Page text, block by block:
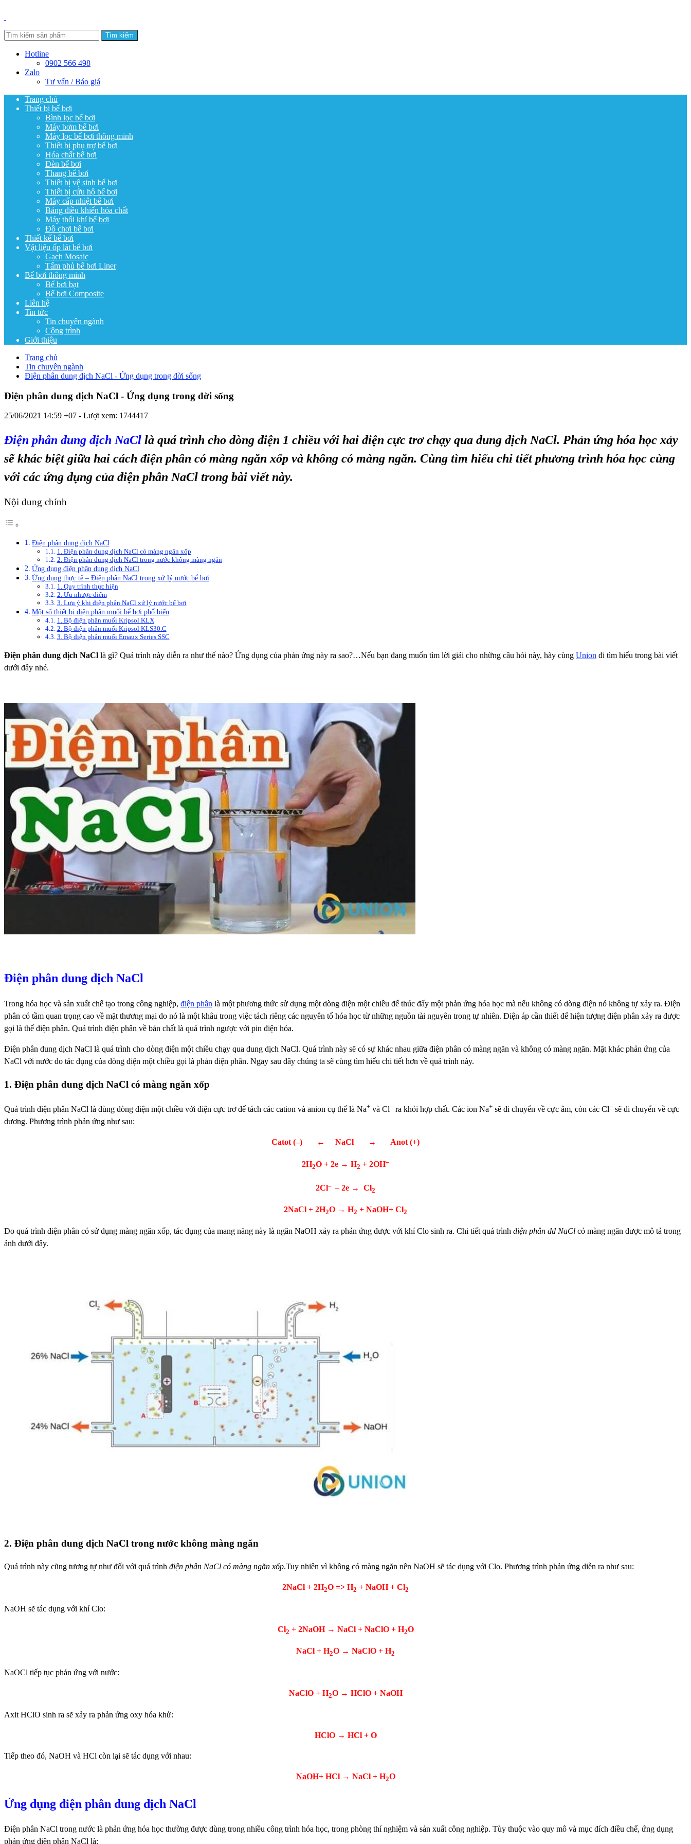
Tìm kiếm
Hotline
0902 566 498
Zalo
Tư vấn / Báo giá
Trang chủ
Thiết bị bể bơi
Bình lọc bể bơi
Máy bơm bể bơi
Máy lọc bể bơi thông minh
Thiết bị phụ trợ bể bơi
Hóa chất bể bơi
Đèn bể bơi
Thang bể bơi
Thiết bị vệ sinh bể bơi
Thiết bị cứu hộ bể bơi
Máy cấp nhiệt bể bơi
Bảng điều khiển hóa chất
Máy thổi khí bể bơi
Đồ chơi bể bơi
Thiết kế bể bơi
Vật liệu ốp lát bể bơi
Gạch Mosaic
Tấm phủ bể bơi Liner
Bể bơi thông minh
Bể bơi bạt
Bể bơi Composite
Liên hệ
Tin tức
Tin chuyên ngành
Công trình
Giới thiệu
Trang chủ
Tin chuyên ngành
Điện phân dung dịch NaCl - Ứng dụng trong đời sống
Điện phân dung dịch NaCl - Ứng dụng trong đời sống
25/06/2021 14:59 +07 - Lượt xem: 1744417
Điện phân dung dịch NaCl là quá trình cho dòng điện 1 chiều với hai điện cực trơ chạy qua dung dịch NaCl. Phản ứng hóa học xảy
sẽ khác biệt giữa hai cách điện phân có màng ngăn xốp và không có màng ngăn. Cùng tìm hiểu chi tiết phương trình hóa học cùng
với các ứng dụng của điện phân NaCl trong bài viết này.
Nội dung chính
Điện phân dung dịch NaCl
1. Điện phân dung dịch NaCl có màng ngăn xốp
2. Điện phân dung dịch NaCl trong nước không màng ngăn
Ứng dụng điện phân dung dịch NaCl
Ứng dụng thực tế – Điện phân NaCl trong xử lý nước bể bơi
1. Quy trình thực hiện
2. Ưu nhược điểm
3. Lưu ý khi điện phân NaCl xử lý nước bể bơi
Một số thiết bị điện phân muối bể bơi phổ biến
1. Bộ điện phân muối Kripsol KLX
2. Bộ điện phân muối Kripsol KLS30.C
3. Bộ điện phân muối Emaux Series SSC
Điện phân dung dịch NaCl là gì? Quá trình này diễn ra như thế nào? Ứng dụng của phản ứng này ra sao?…Nếu bạn đang muốn tìm lời giải cho những câu hỏi này, hãy cùng Union đi tìm hiểu trong bài viết
dưới đây nhé.
Điện phân dung dịch NaCl
Trong hóa học và sản xuất chế tạo trong công nghiệp, điện phân là một phương thức sử dụng một dòng điện một chiều để thúc đẩy một phản ứng hóa học mà nếu không có dòng điện nó không tự xảy ra. Điện
phân có tầm quan trọng cao về mặt thương mại do nó là một khâu trong việc tách riêng các nguyên tố hóa học từ những nguồn tài nguyên trong tự nhiên. Điện áp cần thiết để hiện tượng điện phân xảy ra được
gọi là thế điện phân. Quá trình điện phân về bản chất là quá trình ngược với pin điện hóa.
Điện phân dung dịch NaCl là quá trình cho dòng điện một chiều chạy qua dung dịch NaCl. Quá trình này sẽ có sự khác nhau giữa điện phân có màng ngăn và không có màng ngăn. Mặt khác phản ứng của
NaCl với nước do tác dụng của dòng điện một chiều gọi là phản điện phân. Ngay sau đây chúng ta sẽ cùng tìm hiểu chi tiết hơn về quá trình này.
1. Điện phân dung dịch NaCl có màng ngăn xốp
Quá trình điện phân NaCl là dùng dòng điện một chiều với điện cực trơ để tách các cation và anion cụ thể là Na+ và Cl– ra khỏi hợp chất. Các ion Na+ sẽ di chuyển về cực âm, còn các Cl– sẽ di chuyển về cực
dương. Phương trình phản ứng như sau:
Catot (–) ← NaCl → Anot (+)
2H2O + 2e → H2 + 2OH–
2Cl– – 2e → Cl2
2NaCl + 2H2O → H2 + NaOH+ Cl2
Do quá trình điện phân có sử dụng màng ngăn xốp, tác dụng của mang năng này là ngăn NaOH xảy ra phản ứng được với khí Clo sinh ra. Chi tiết quá trình điện phân dd NaCl có màng ngăn được mô tả trong
ảnh dưới đây.
2. Điện phân dung dịch NaCl trong nước không màng ngăn
Quá trình này cũng tương tự như đối với quá trình điện phân NaCl có màng ngăn xốp.Tuy nhiên vì không có màng ngăn nên NaOH sẽ tác dụng với Clo. Phương trình phản ứng diễn ra như sau:
2NaCl + 2H2O => H2 + NaOH + Cl2
NaOH sẽ tác dụng với khí Clo:
Cl2 + 2NaOH → NaCl + NaClO + H2O
NaCl + H2O → NaClO + H2
NaOCl tiếp tục phản ứng với nước:
NaClO + H2O → HClO + NaOH
Axit HClO sinh ra sẽ xảy ra phản ứng oxy hóa khử:
HClO → HCl + O
Tiếp theo đó, NaOH và HCl còn lại sẽ tác dụng với nhau:
NaOH+ HCl → NaCl + H2O
Ứng dụng điện phân dung dịch NaCl
Điện phân NaCl trong nước là phản ứng hóa học thường được dùng trong nhiều công trình hóa học, trong phòng thí nghiệm và sản xuất công nghiệp. Tùy thuộc vào quy mô và mục đích điều chế, ứng dụng
phản ứng điện phân NaCl là: